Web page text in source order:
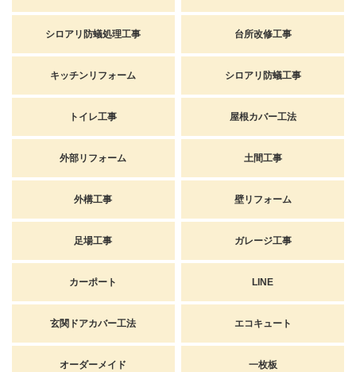
シロアリ防蟻処理工事 台所改修工事
キッチンリフォーム シロアリ防蟻工事
トイレ工事 屋根カバー工法
外部リフォーム 土間工事
外構工事 壁リフォーム
足場工事 ガレージ工事
カーポート LINE
玄関ドアカバー工法 エコキュート
オーダーメイド 一枚板